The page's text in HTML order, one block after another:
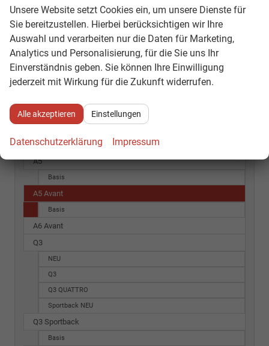
Fahrzeugnr.
Audi
A3 Sportback
S line
A5
Basis
A5 Avant
Basis
A6 Avant
Q3
NEU
Q3
Q3 QUATTRO
Sportback NEU
Q3 Sportback
Basis
Unsere Website setzt Cookies ein, um unsere Dienste für
Sie bereitzustellen. Hierbei berücksichtigen wir Ihre
Auswahl und verarbeiten nur die Daten für Marketing,
Analytics und Personalisierung, für die Sie uns Ihr
Einverständnis geben. Sie können Ihre Einwilligung
jederzeit mit Wirkung für die Zukunft widerrufen.
Alle akzeptieren Einstellungen
Datenschutzerklärung Impressum